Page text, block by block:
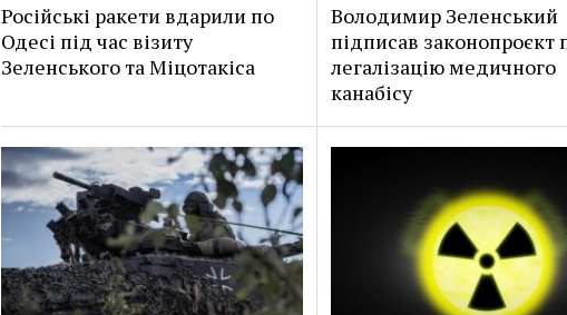
Російські ракети вдарили по
Одесі під час візиту
Зеленського та Міцотакіса
Володимир Зеленський
підписав законопроєкт
легалізацію медичного
канабісу